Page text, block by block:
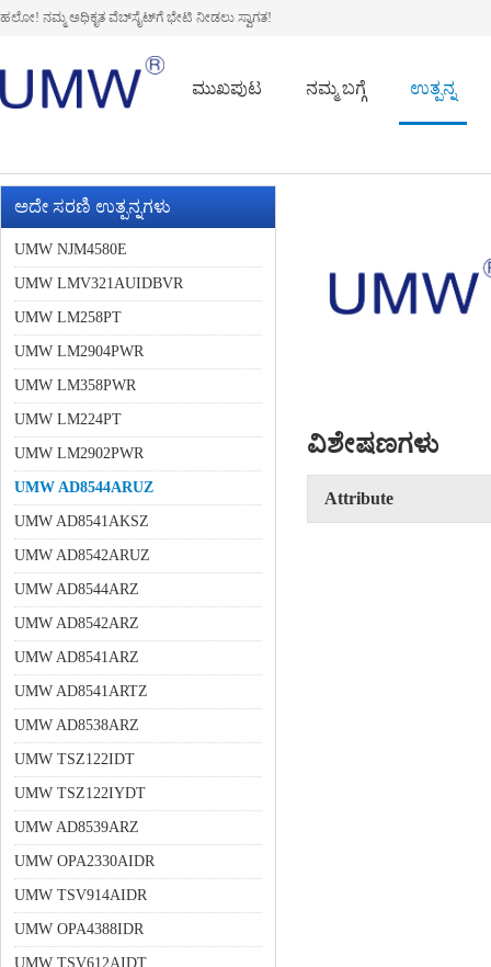
ಹಲೋ! ನಮ್ಮ ಅಧಿಕೃತ ವೆಬ್‌ಸೈಟ್‌ಗೆ ಭೇಟಿ ನೀಡಲು ಸ್ವಾಗತ!
ಮುಖಪುಟ ನಮ್ಮ ಬಗ್ಗೆ ಉತ್ಪನ್ನ
ಅದೇ ಸರಣಿ ಉತ್ಪನ್ನಗಳು
UMW NJM4580E
UMW LMV321AUIDBVR
UMW LM258PT
UMW LM2904PWR
UMW LM358PWR
UMW LM224PT
UMW LM2902PWR
UMW AD8544ARUZ
UMW AD8541AKSZ
UMW AD8542ARUZ
UMW AD8544ARZ
UMW AD8542ARZ
UMW AD8541ARZ
UMW AD8541ARTZ
UMW AD8538ARZ
UMW TSZ122IDT
UMW TSZ122IYDT
UMW AD8539ARZ
UMW OPA2330AIDR
UMW TSV914AIDR
UMW OPA4388IDR
UMW TSV612AIDT
ವಿಶೇಷಣಗಳು
Attribute